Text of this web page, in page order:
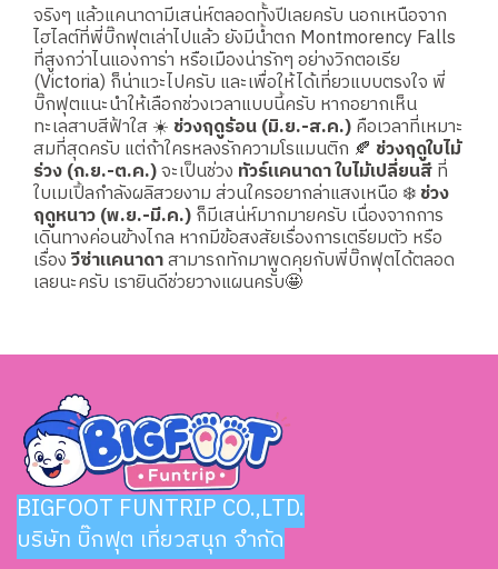
จริงๆ แล้วแคนาดามีเสน่ห์ตลอดทั้งปีเลยครับ นอกเหนือจาก
ไฮไลต์ที่พี่บิ๊กฟุตเล่าไปแล้ว ยังมีน้ำตก Montmorency Falls
ที่สูงกว่าไนแองการ่า หรือเมืองน่ารักๆ อย่างวิกตอเรีย
(Victoria) ก็น่าแวะไปครับ และเพื่อให้ได้เที่ยวแบบตรงใจ พี่
บิ๊กฟุตแนะนำให้เลือกช่วงเวลาแบบนี้ครับ หากอยากเห็น
ทะเลสาบสีฟ้าใส ☀️ ช่วงฤดูร้อน (มิ.ย.-ส.ค.)คือเวลาที่เหมาะ
สมที่สุดครับ แต่ถ้าใครหลงรักความโรแมนติก 🍂 ช่วงฤดูใบไม้
ร่วง (ก.ย.-ต.ค.)จะเป็นช่วง ทัวร์แคนาดา ใบไม้เปลี่ยนสีที่
ใบเมเปิ้ลกำลังผลิสวยงาม ส่วนใครอยากล่าแสงเหนือ ❄️ช่วง
ฤดูหนาว (พ.ย.-มี.ค.)ก็มีเสน่ห์มากมายครับ เนื่องจากการ
เดินทางค่อนข้างไกล หากมีข้อสงสัยเรื่องการเตรียมตัว หรือ
เรื่องวีซ่าแคนาดาสามารถทักมาพูดคุยกับพี่บิ๊กฟุตได้ตลอด
เลยนะครับ เรายินดีช่วยวางแผนครับ🤩
BIGFOOT FUNTRIP CO.,LTD.
บริษัท บิ๊กฟุต เที่ยวสนุก จำกัด